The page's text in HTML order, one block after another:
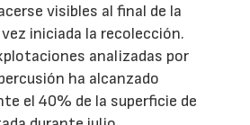
visibles al final de la
iniciada la recolección.
analizadas por
ha alcanzado
el 40% de la superficie de